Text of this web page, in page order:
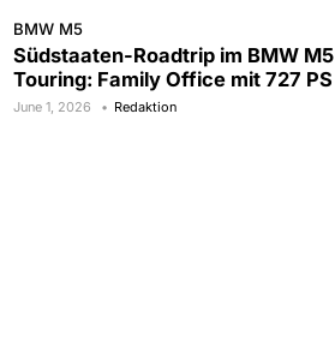
BMW M5
Südstaaten-Roadtrip im BMW M5
Touring: Family Office mit 727 PS
June 1, 2026 Redaktion